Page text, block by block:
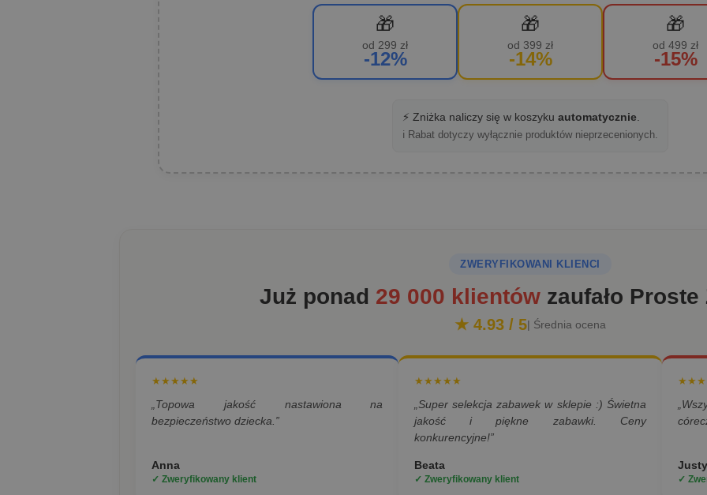
🎁
od 299 zł
-12%
🎁
od 399 zł
-14%
🎁
od 499 zł
-15%
⚡ Zniżka naliczy się w koszyku automatycznie
ℹ️ Rabat dotyczy wyłącznie produktów nieprzecenionych.
ZWERYFIKOWANI KLIENCI
Już ponad 29 000 klientów zaufało
★ 4.93 / 5| Średnia ocena
★★★★★
„Topowa jakość nastawiona na
bezpieczeństwo dziecka.”
Anna
✓ Zweryfikowany klient
★★★★★
„Super selekcja zabawek w sklepie :) Świetna
jakość i piękne zabawki. Ceny
konkurencyjne!”
Beata
✓ Zweryfikowany klient ✓